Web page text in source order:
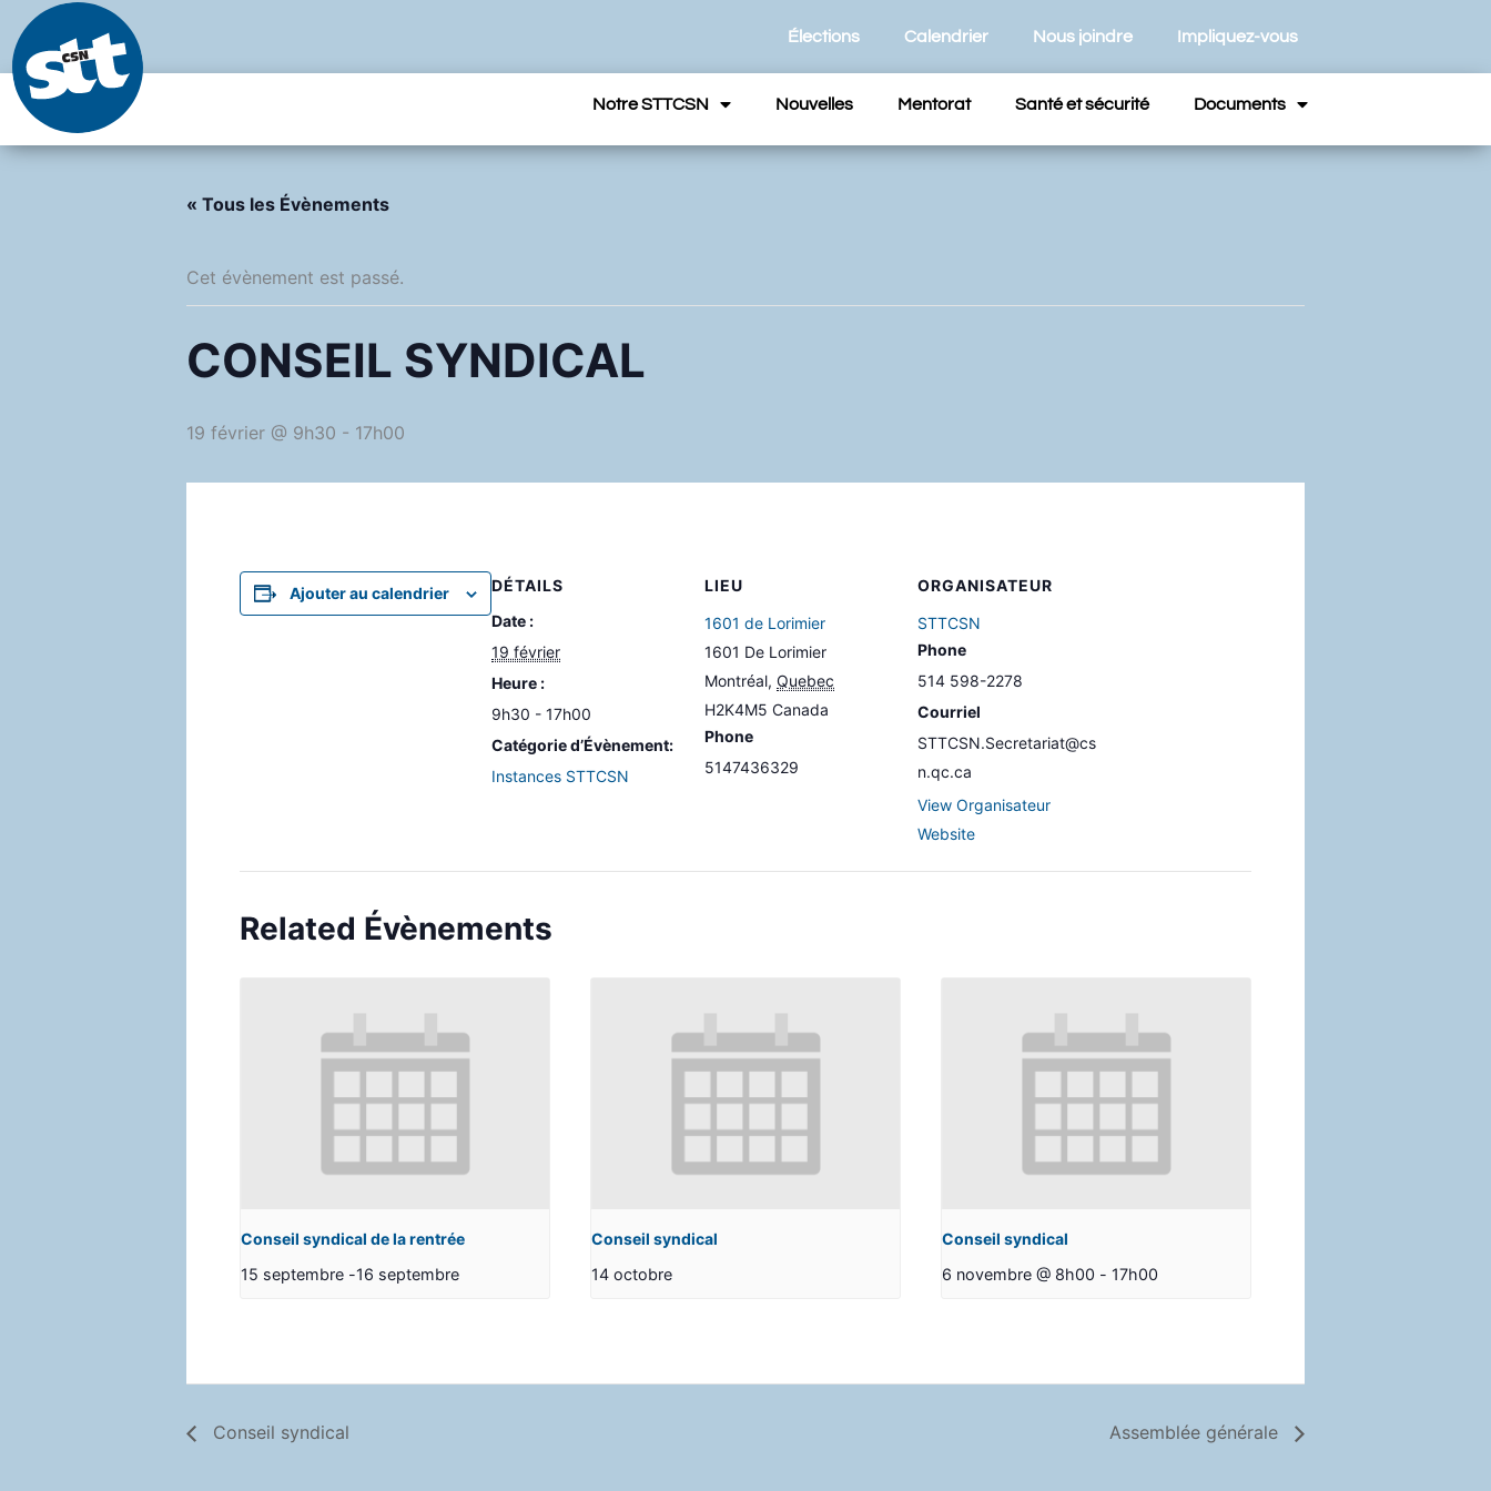
Aller
au
contenu
Élections Calendrier Nous joindre Impliquez-vous
Notre STTCSN Nouvelles Mentorat Santé et sécurité Documents
« Tous les Évènements
Cet évènement est passé.
CONSEIL SYNDICAL
19 février @ 9h30 - 17h00
Ajouter au calendrier
DÉTAILS
Date :
19 février
Heure :
9h30 - 17h00
Catégorie d’Évènement:
Instances STTCSN
LIEU
1601 de Lorimier
1601 De Lorimier
Montréal, Quebec
H2K4M5 Canada
Phone
5147436329
ORGANISATEUR
STTCSN
Phone
514 598-2278
Courriel
STTCSN.Secretariat@cs
n.qc.ca
View Organisateur
Website
Related Évènements
Conseil syndical de la rentrée
15 septembre -16 septembre
Conseil syndical
14 octobre
Conseil syndical
6 novembre @ 8h00 - 17h00
Conseil syndical Assemblée générale